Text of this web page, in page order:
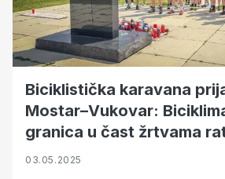
Biciklistička karavana
Mostar–Vukovar:
granica u čast žrtvama
03.05.2025